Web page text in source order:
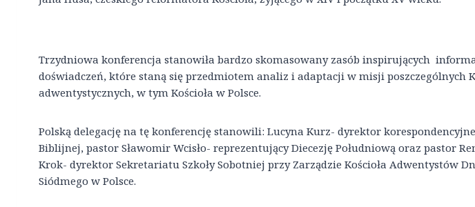
Trzydniowa konferencja stanowiła bardzo skomasowany zasób inspirujących
doświadczeń, które staną się przedmiotem analiz i adaptacji w misji poszczególnych
adwentystycznych, w tym Kościoła w Polsce.
Polską delegację na tę konferencję stanowili: Lucyna Kurz- dyrektor
Biblijnej, pastor Sławomir Wcisło- reprezentujący Diecezję Południową oraz pastor
Krok- dyrektor Sekretariatu Szkoły Sobotniej przy Zarządzie Kościoła Adwentystów
Siódmego w Polsce.